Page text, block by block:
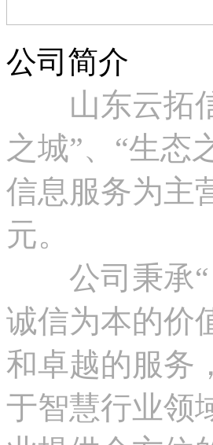
公司简介
山东云拓信
之城”、“生态
信息服务为主
元。
公司秉承“
诚信为本的价
和卓越的服务
于智慧行业领